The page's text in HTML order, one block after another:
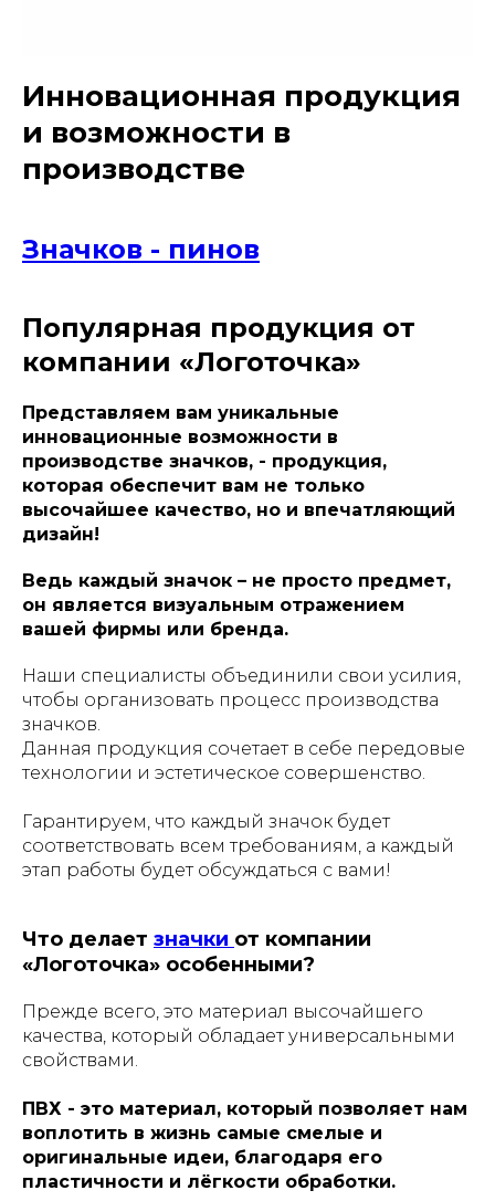
Инновационная продукция
и возможности в
производстве
Значков - пинов
Популярная продукция от
компании «Логоточка»
Представляем вам уникальные
инновационные возможности в
производстве значков, - продукция,
которая обеспечит вам не только
высочайшее качество, но и впечатляющий
дизайн!
Ведь каждый значок – не просто предмет,
он является визуальным отражением
вашей фирмы или бренда.
Наши специалисты объединили свои усилия,
чтобы организовать процесс производства
значков.
Данная продукция сочетает в себе передовые
технологии и эстетическое совершенство.
Гарантируем, что каждый значок будет
соответствовать всем требованиям, а каждый
этап работы будет обсуждаться с вами!
Что делает значки от компании
«Логоточка» особенными?
Прежде всего, это материал высочайшего
качества, который обладает универсальными
свойствами.
ПВХ - это материал, который позволяет нам
воплотить в жизнь самые смелые и
оригинальные идеи, благодаря его
пластичности и лёгкости обработки.